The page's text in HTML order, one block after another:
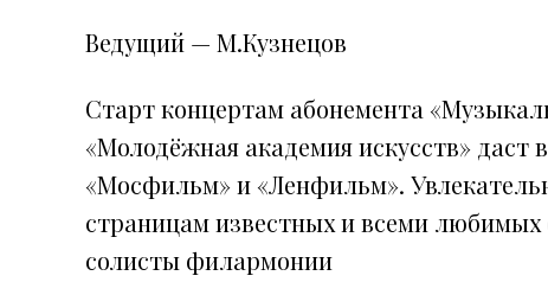
Ведущий — М.Кузнецов
Старт концертам абонемента
«Молодёжная академия искусств»
«Мосфильм» и «Ленфильм».
страницам известных и всеми любимых
солисты филармонии